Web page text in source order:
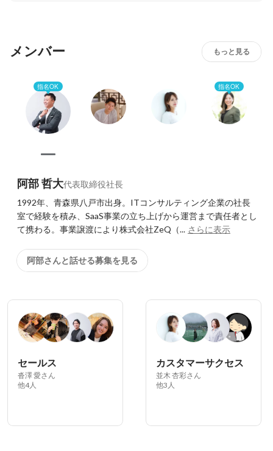
メンバー もっと見る
指名OK 指名OK
阿部 哲大代表取締役社長
1992年、青森県八戸市出身。ITコンサルティング企業の社長
室で経験を積み、SaaS事業の立ち上げから運営まで責任者とし
て携わる。事業譲渡により株式会社ZeQ（... さらに表示
阿部さんと話せる募集を見る
セールス
沓澤 愛さん
他4人
カスタマーサクセス
並木 杏彩さん
他3人